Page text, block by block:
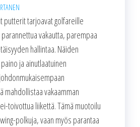
putterit tarjoavat golfareille
vakautta, parempaa
hallintaa. Näiden
ja ainutlaatuinen
mahdollistaa vakaamman
toivottua liikettä. Tämä muotoilu
polkuja, vaan myös parantaa